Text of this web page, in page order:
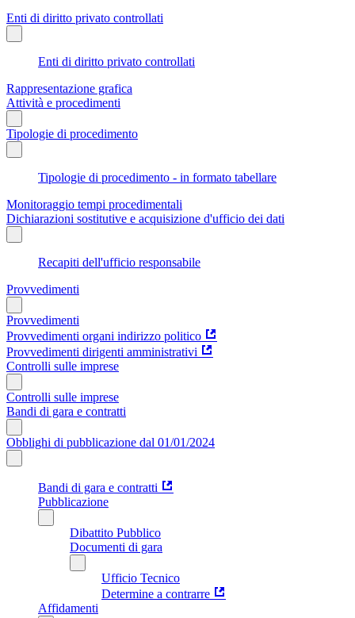
Enti di diritto privato controllati
Enti di diritto privato controllati
Rappresentazione grafica
Attività e procedimenti
Tipologie di procedimento
Tipologie di procedimento - in formato tabellare
Monitoraggio tempi procedimentali
Dichiarazioni sostitutive e acquisizione d'ufficio dei dati
Recapiti dell'ufficio responsabile
Provvedimenti
Provvedimenti
Provvedimenti organi indirizzo politico
Provvedimenti dirigenti amministrativi
Controlli sulle imprese
Controlli sulle imprese
Bandi di gara e contratti
Obblighi di pubblicazione dal 01/01/2024
Bandi di gara e contratti
Pubblicazione
Dibattito Pubblico
Documenti di gara
Ufficio Tecnico
Determine a contrarre
Affidamenti